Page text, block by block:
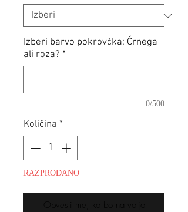
Izberi barvo pokrovčka: Črnega
ali roza? *
0/500
Količina *
RAZPRODANO
Obvesti me, ko bo na voljo